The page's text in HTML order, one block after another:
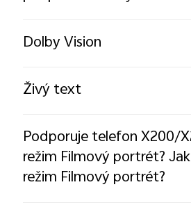
Dolby Vision
Živý text
Podporuje telefon X200/
režim Filmový portrét?
režim Filmový portrét?